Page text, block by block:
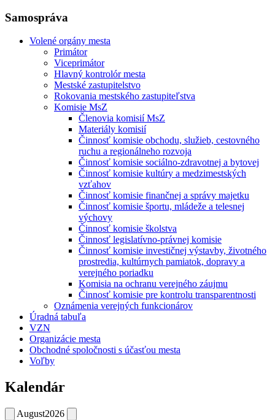
Samospráva
Volené orgány mesta
Primátor
Viceprimátor
Hlavný kontrolór mesta
Mestské zastupitelstvo
Rokovania mestského zastupiteľstva
Komisie MsZ
Členovia komisií MsZ
Materiály komisií
Činnosť komisie obchodu, služieb, cestovného
ruchu a regionálneho rozvoja
Činnosť komisie sociálno-zdravotnej a bytovej
Činnosť komisie kultúry a medzimestských
vzťahov
Činnosť komisie finančnej a správy majetku
Činnosť komisie športu, mládeže a telesnej
výchovy
Činnosť komisie školstva
Činnosť legislatívno-právnej komisie
Činnosť komisie investičnej výstavby, životného
prostredia, kultúrnych pamiatok, dopravy a
verejného poriadku
Komisia na ochranu verejného záujmu
Činnosť komisie pre kontrolu transparentnosti
Oznámenia verejných funkcionárov
Úradná tabuľa
VZN
Organizácie mesta
Obchodné spoločnosti s účasťou mesta
Voľby
Kalendár
August2026